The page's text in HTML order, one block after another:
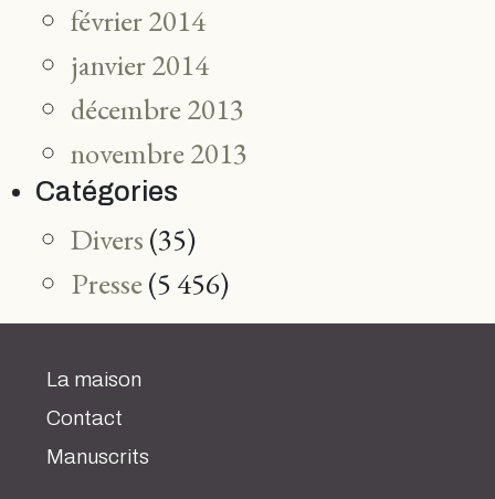
février 2014
janvier 2014
décembre 2013
novembre 2013
Catégories
Divers (35)
Presse(5 456)
La maison
Contact
Manuscrits